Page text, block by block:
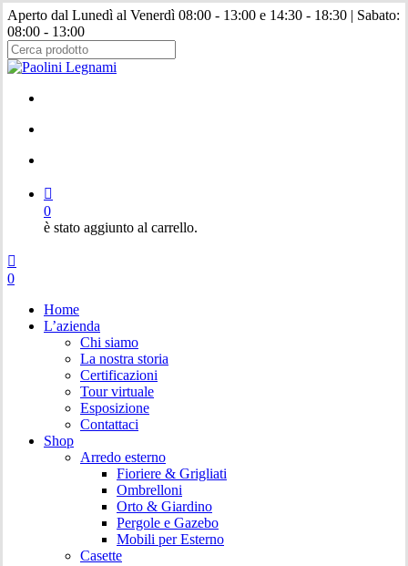
Salta
al
contenuto
principale
Aperto dal Lunedì al Venerdì 08:00 - 13:00 e 14:30 - 18:30 | Sabato:
08:00 - 13:00
Chiudi
0
è stato aggiunto al carrello.
Menu
cerca
account
0
Home
L’azienda
Chi siamo
La nostra storia
Certificazioni
Tour virtuale
Esposizione
Contattaci
Shop
Arredo esterno
Fioriere & Grigliati
Ombrelloni
Orto & Giardino
Pergole e Gazebo
Mobili per Esterno
Casette